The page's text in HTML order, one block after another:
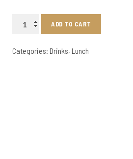
Gascogne
quantity
ADD TO CART
Categories: Drinks, Lunch